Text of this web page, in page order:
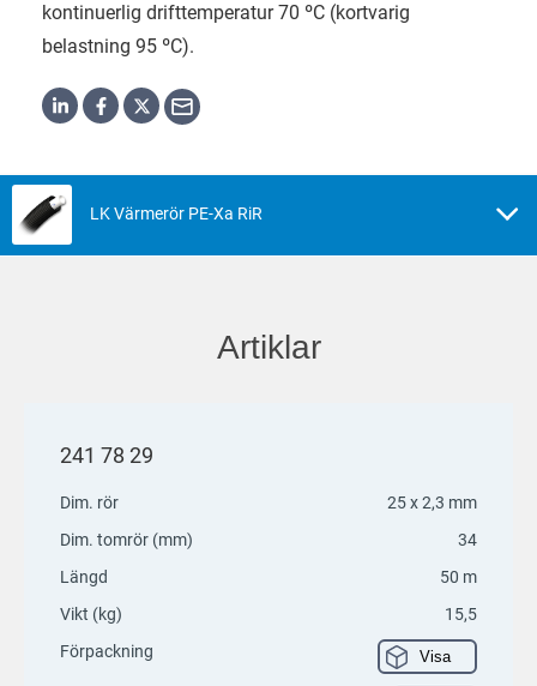
kontinuerlig drifttemperatur 70 ºC (kortvarig
belastning 95 ºC).
LK Värmerör PE-Xa RiR
Artiklar
241 78 29
Dim. rör
25 x 2,3 mm
Dim. tomrör (mm)
34
Längd
50 m
Vikt (kg)
15,5
Förpackning
Visa